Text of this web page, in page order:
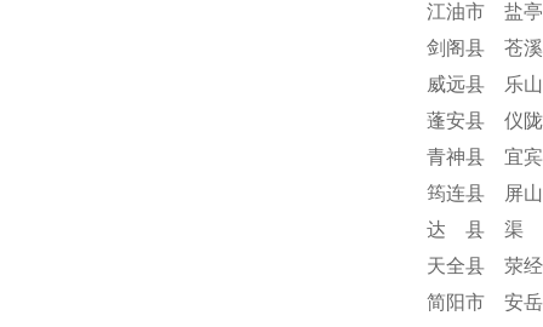
江油市 盐
剑阁县 苍
威远县 乐
蓬安县 仪
青神县 宜
筠连县 屏
达 县 渠
天全县 荥
简阳市 安